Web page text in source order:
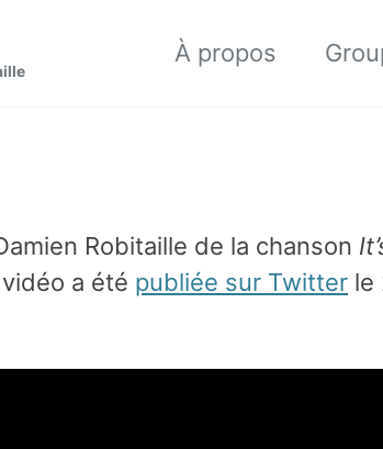
À propos
Robitaille de la chanson
a été publiée sur Twitter le